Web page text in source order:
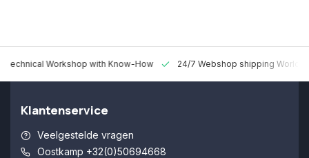
Technical Workshop with Know-How 24/7 Webshop shipping
Klantenservice
Veelgestelde vragen
Oostkamp +32(0)50694668